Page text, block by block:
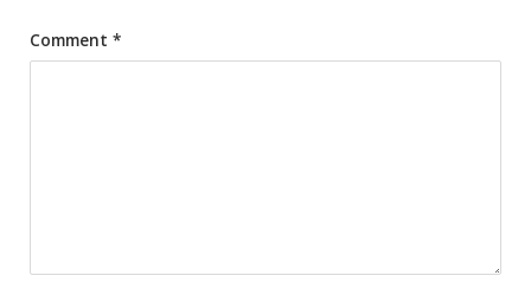
Comment *